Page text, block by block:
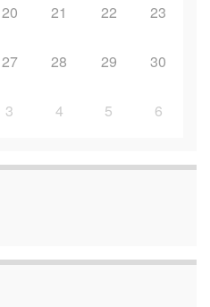
20 21 22 23
27 28 29 30
3 4 5 6